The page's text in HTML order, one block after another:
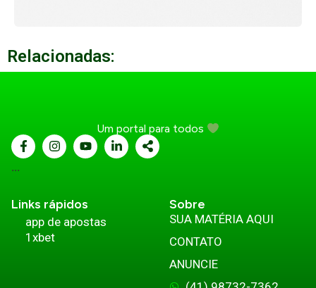
Relacionadas:
Um portal para todos
...
Links rápidos
app de apostas
1xbet
Sobre
SUA MATÉRIA AQUI
CONTATO
ANUNCIE